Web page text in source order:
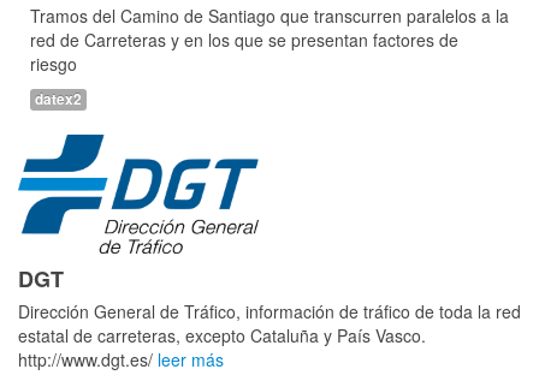
Tramos del Camino de Santiago que transcurren paralelos a la
red de Carreteras y en los que se presentan factores de
riesgo
datex2
DGT
Dirección General de Tráfico, información de tráfico de toda la red
estatal de carreteras, excepto Cataluña y País Vasco.
http://www.dgt.es/ leer más